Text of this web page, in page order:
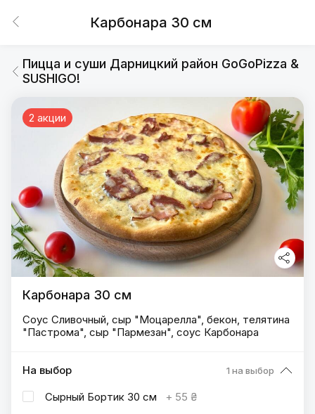
Карбонара 30 см
Пицца и суши Дарницкий район GoGoPizza &
SUSHIGO!
2 акции
Карбонара 30 см
Соус Сливочный, сыр "Моцарелла", бекон, телятина
"Пастрома", сыр "Пармезан", соус Карбонара
На выбор 1 на выбор
Сырный Бортик 30 см + 55 ₴